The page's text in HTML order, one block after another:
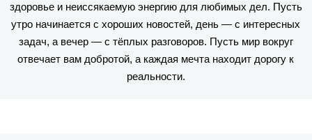
здоровье и неиссякаемую энергию для любимых дел. Пусть
утро начинается с хороших новостей, день — с интересных
задач, а вечер — с тёплых разговоров. Пусть мир вокруг
отвечает вам добротой, а каждая мечта находит дорогу к
реальности.